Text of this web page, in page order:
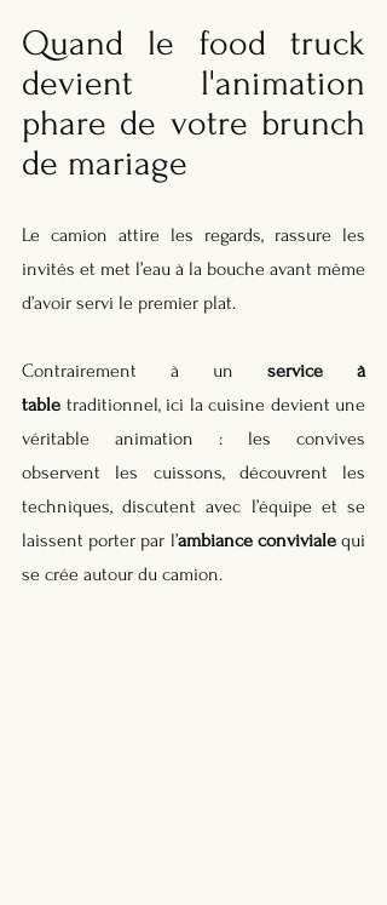
Quand le food truck
devient l'animation
phare de votre brunch
de mariage
Le camion attire les regards, rassure les
invités et met l’eau à la bouche avant même
d’avoir servi le premier plat.
Contrairement à un service à
table traditionnel, ici la cuisine devient une
véritable animation : les convives
observent les cuissons, découvrent les
techniques, discutent avec l’équipe et se
laissent porter par l’ambiance conviviale qui
se crée autour du camion.